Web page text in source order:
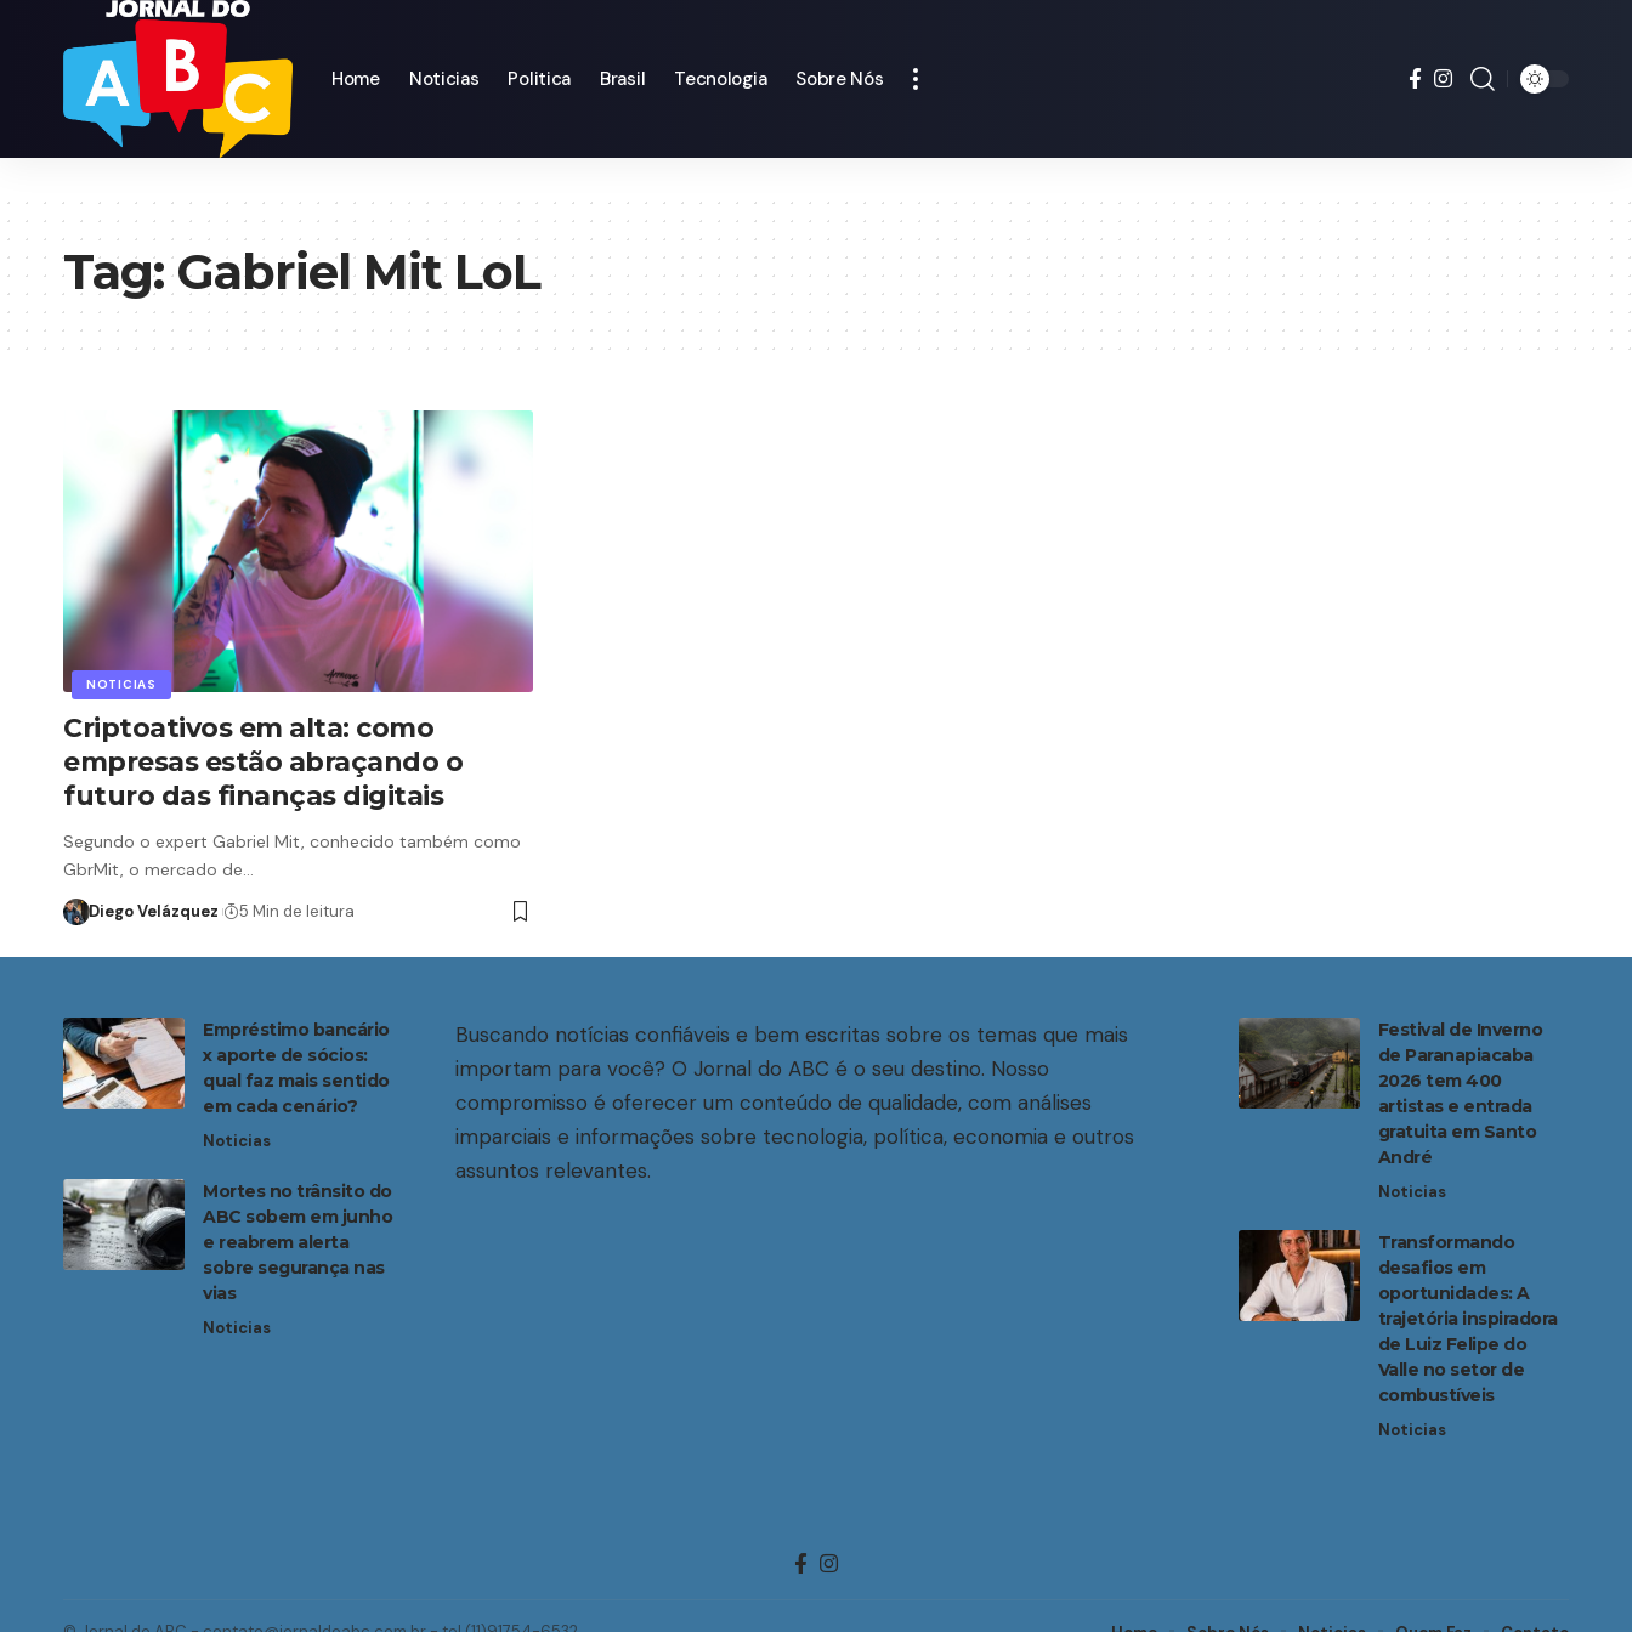
Home Noticias Politica Brasil Tecnologia Sobre Nós
Tag:Gabriel Mit LoL
NOTICIAS
Criptoativos em alta: como
empresas estão abraçando o
futuro das finanças digitais
Segundo o expert Gabriel Mit, conhecido também como
GbrMit, o mercado de…
Diego Velázquez 5 Min de leitura
Empréstimo bancário
x aporte de sócios:
qual faz mais sentido
em cada cenário?
Noticias
Mortes no trânsito do
ABC sobem em junho
e reabrem alerta
sobre segurança nas
vias
Noticias
Buscando notícias confiáveis e bem escritas sobre os temas que mais
importam para você? O Jornal do ABC é o seu destino. Nosso
compromisso é oferecer um conteúdo de qualidade, com análises
imparciais e informações sobre tecnologia, política, economia e outros
assuntos relevantes.
Festival de Inverno
de Paranapiacaba
2026 tem 400
artistas e entrada
gratuita em Santo
André
Noticias
Transformando
desafios em
oportunidades: A
trajetória inspiradora
de Luiz Felipe do
Valle no setor de
combustíveis
Noticias